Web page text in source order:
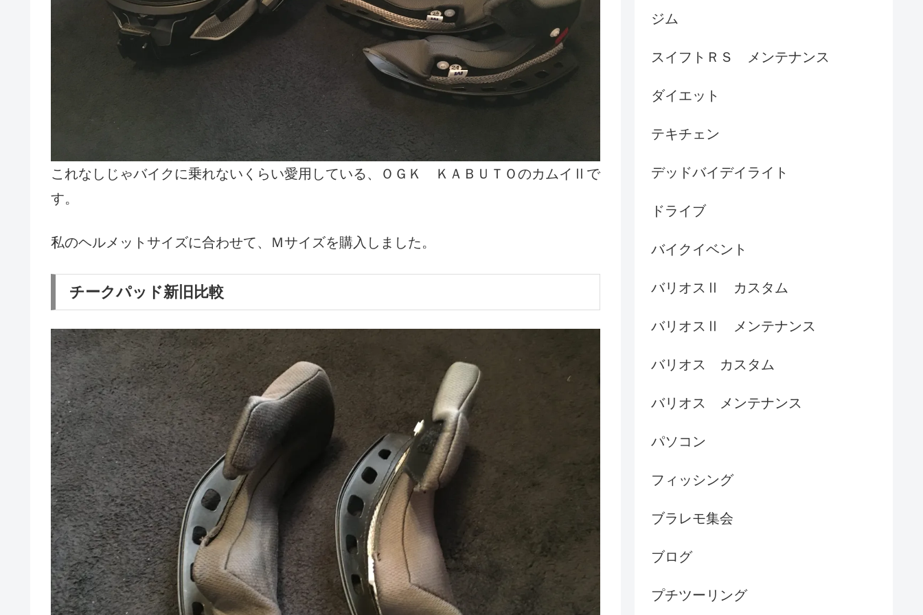
これなしじゃバイクに乗れないくらい愛用している、ＯＧＫ ＫＡＢＵＴＯのカムイⅡで
す。
私のヘルメットサイズに合わせて、Ｍサイズを購入しました。
チークパッド新旧比較
ジム
スイフトＲＳ メンテナンス
ダイエット
テキチェン
デッドバイデイライト
ドライブ
バイクイベント
バリオスⅡ カスタム
バリオスⅡ メンテナンス
バリオス カスタム
バリオス メンテナンス
パソコン
フィッシング
ブラレモ集会
ブログ
プチツーリング